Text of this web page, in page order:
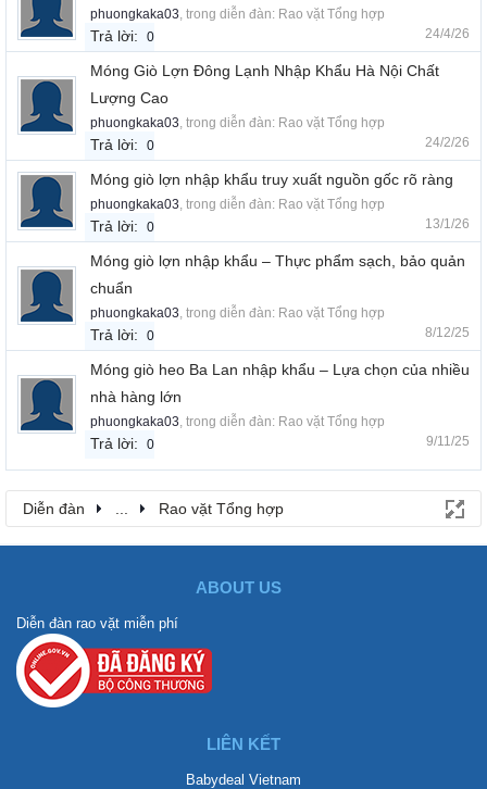
phuongkaka03, trong diễn đàn: Rao vặt Tổng hợp
Trả lời: 0 24/4/26
Móng Giò Lợn Đông Lạnh Nhập Khẩu Hà Nội Chất
Lượng Cao
phuongkaka03, trong diễn đàn: Rao vặt Tổng hợp
Trả lời: 0 24/2/26
Móng giò lợn nhập khẩu truy xuất nguồn gốc rõ ràng
phuongkaka03, trong diễn đàn: Rao vặt Tổng hợp
Trả lời: 0 13/1/26
Móng giò lợn nhập khẩu – Thực phẩm sạch, bảo quản
chuẩn
phuongkaka03, trong diễn đàn: Rao vặt Tổng hợp
Trả lời: 0 8/12/25
Móng giò heo Ba Lan nhập khẩu – Lựa chọn của nhiều
nhà hàng lớn
phuongkaka03, trong diễn đàn: Rao vặt Tổng hợp
Trả lời: 0 9/11/25
Diễn đàn ... Rao vặt Tổng hợp
ABOUT US
Diễn đàn rao vặt miễn phí
LIÊN KẾT
Babydeal Vietnam